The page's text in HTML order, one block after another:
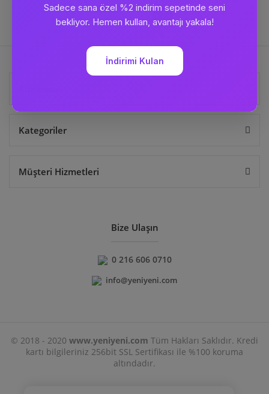
Bizi
Takip Edin
Kategoriler
Müşteri Hizmetleri
Bize Ulaşın
0 216 606 0710
info@yeniyeni.com
© 2018 - 2020 www.yeniyeni.com Tüm Hakları Saklıdır. Kredi
kartı bilgileriniz 256bit SSL Sertifikası ile %100 koruma
altındadır.